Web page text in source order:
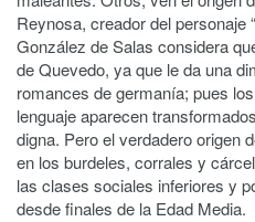
Reynosa, creador del personaje
González de Salas considera
de Quevedo, ya que le da una
romances de germanía; pues
lenguaje aparecen
digna. Pero el verdadero origen
en los burdeles, corrales y
las clases sociales inferiores y
desde finales de la Edad Media.